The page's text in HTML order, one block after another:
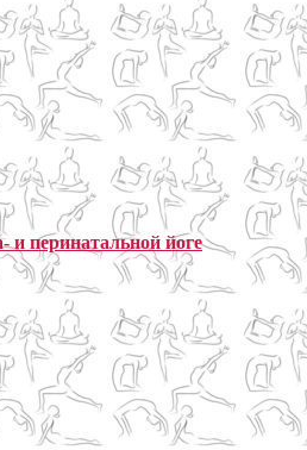
и перинатальной йоге